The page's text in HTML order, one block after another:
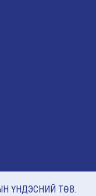
ҮНДЭСНИЙ ТӨВ.